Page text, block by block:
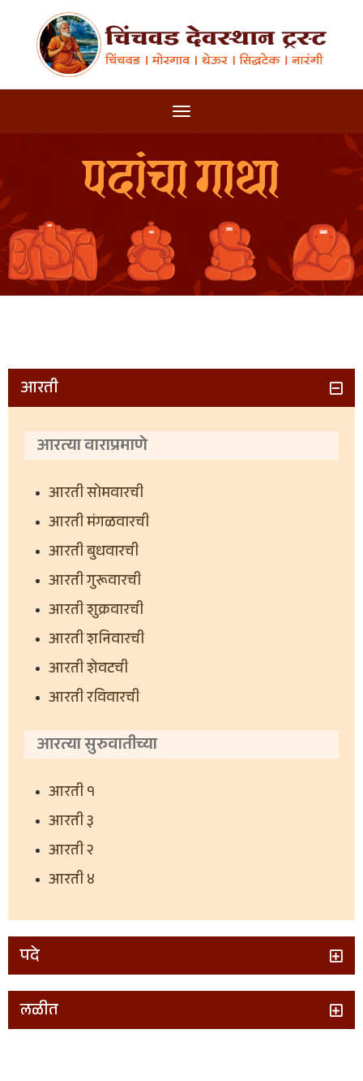
पदांचा गाथा
आरती
आरत्या वाराप्रमाणे
आरती सोमवारची
आरती मंगळवारची
आरती बुधवारची
आरती गुरूवारची
आरती शुक्रवारची
आरती शनिवारची
आरती शेवटची
आरती रविवारची
आरत्या सुरुवातीच्या
आरती १
आरती ३
आरती २
आरती ४
पदे
लळीत